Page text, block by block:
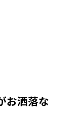
お洒落な